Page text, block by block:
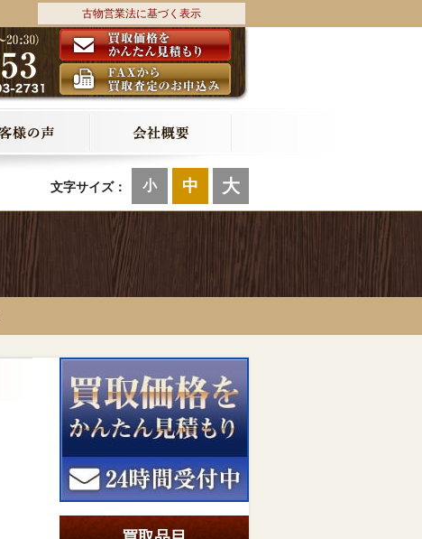
古物営業法に基づく表示
文字サイズ： 小 中 大